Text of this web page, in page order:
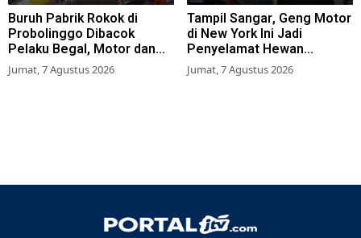
Buruh Pabrik Rokok di
Probolinggo Dibacok
Pelaku Begal, Motor dan
Tas Amblas
Jumat, 7 Agustus 2026
Tampil Sangar, Geng Motor
di New York Ini Jadi
Penyelamat Hewan
Terlantar
Jumat, 7 Agustus 2026